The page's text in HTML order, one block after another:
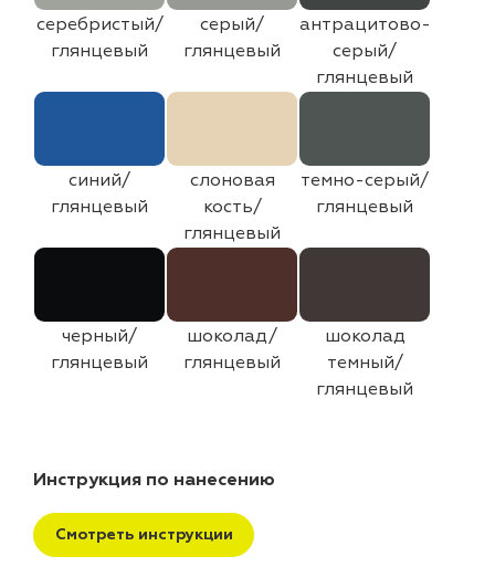
серебристый/
глянцевый
серый/
глянцевый
антрацитово-
серый/
глянцевый
синий/
глянцевый
слоновая
кость/
глянцевый
темно-серый/
глянцевый
черный/
глянцевый
шоколад/
глянцевый
шоколад
темный/
глянцевый
Инструкция по нанесению
Смотреть инструкции